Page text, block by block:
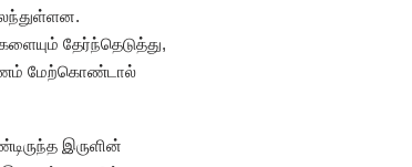
தேர்ந்தெடுத்து,
மேற்கொண்டால்
இருளின்